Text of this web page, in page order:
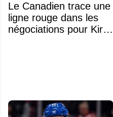
Le Canadien trace une
ligne rouge dans les
négociations pour Kirill